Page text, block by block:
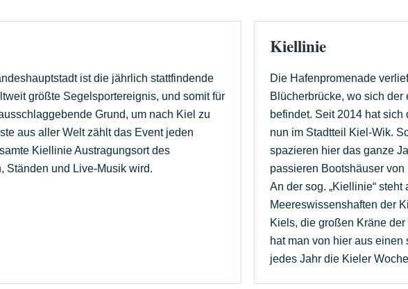
ist die jährlich stattfindende
größte Segelsportereignis, und somit für
Grund, um nach Kiel zu
aus aller Welt zählt das Event jeden
Kiellinie Austragungsort des
Ständen und Live-Musik wird.
Kiellinie
Die Hafenpromenade
Blücherbrücke, wo sich
befindet. Seit 2014 hat
nun im Stadtteil Kiel-Wik.
spazieren hier das ganze
passieren Bootshäuser
An der sog. „Kiellinie“
Meereswissenshaften der
Kiels, die großen Kräne
hat man von hier aus
jedes Jahr die Kieler